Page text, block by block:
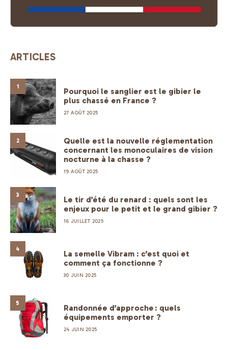
ARTICLES
1
Pourquoi le sanglier est le gibier le
plus chassé en France ?
27 AOÛT 2025
2
Quelle est la nouvelle réglementation
concernant les monoculaires de vision
nocturne à la chasse ?
19 AOÛT 2025
3
Le tir d’été du renard : quels sont les
enjeux pour le petit et le grand gibier ?
16 JUILLET 2025
4
La semelle Vibram : c’est quoi et
comment ça fonctionne ?
30 JUIN 2025
5
Randonnée d’approche : quels
équipements emporter ?
24 JUIN 2025